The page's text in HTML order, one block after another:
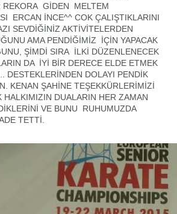
REKORA GİDEN MELTEM
ERCAN İNCE^^ COK ÇALIŞTIKLARINI
SEVDİĞİNİZ AKTİVİTELERDEN
AMA PENDİĞİMİZ İÇİN YAPACAK
ŞİMDİ SIRA İLKİ DÜZENLENECEK
DA İYİ BİR DERECE ELDE ETMEK
DESTEKLERİNDEN DOLAYI PENDİK
KENAN ŞAHİNE TEŞEKKÜRLERİMİZİ
HALKIMIZIN DUALARIN HER ZAMAN
VE BUNU RUHUMUZDA
TETTİ.